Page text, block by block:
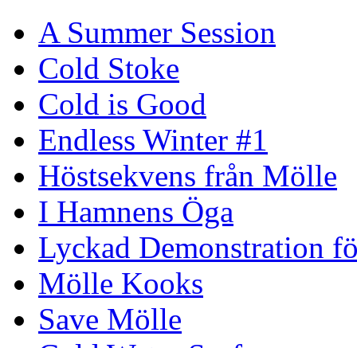
A Summer Session
Cold Stoke
Cold is Good
Endless Winter #1
Höstsekvens från Mölle
I Hamnens Öga
Lyckad Demonstration
Mölle Kooks
Save Mölle